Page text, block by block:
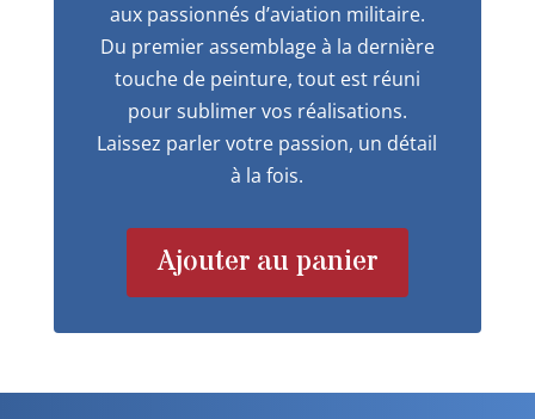
aux passionnés d’aviation militaire.
Du premier assemblage à la dernière
touche de peinture, tout est réuni
pour sublimer vos réalisations.
Laissez parler votre passion, un détail
à la fois.
Ajouter au panier